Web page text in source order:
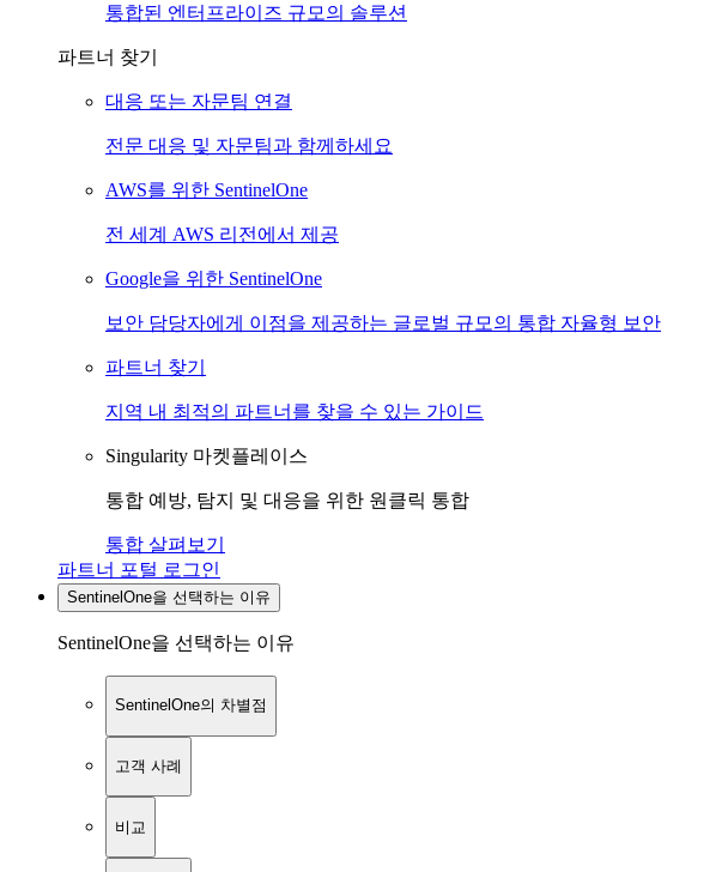
통합된 엔터프라이즈 규모의 솔루션
파트너 찾기
대응 또는 자문팀 연결
전문 대응 및 자문팀과 함께하세요
AWS를 위한 SentinelOne
전 세계 AWS 리전에서 제공
Google을 위한 SentinelOne
보안 담당자에게 이점을 제공하는 글로벌 규모의 통합 자율형 보안
파트너 찾기
지역 내 최적의 파트너를 찾을 수 있는 가이드
Singularity 마켓플레이스
통합 예방, 탐지 및 대응을 위한 원클릭 통합
통합 살펴보기
파트너 포털 로그인
SentinelOne을 선택하는 이유
SentinelOne을 선택하는 이유
SentinelOne의 차별점
고객 사례
비교